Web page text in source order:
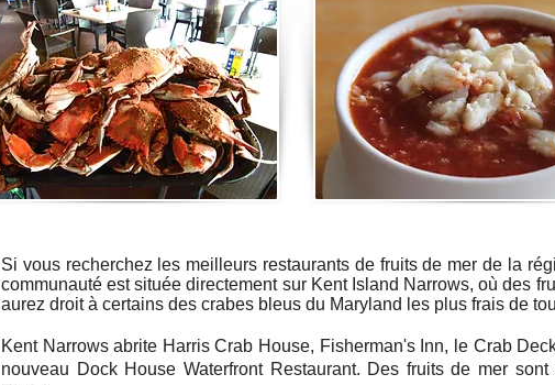
Si vous recherchez les meilleurs restaurants de fruits de mer de la
communauté est située directement sur Kent Island Narrows, où des
aurez droit à certains des crabes bleus du Maryland les plus frais de
Kent Narrows abrite Harris Crab House, Fisherman's Inn, le Crab
nouveau Dock House Waterfront Restaurant. Des fruits de mer